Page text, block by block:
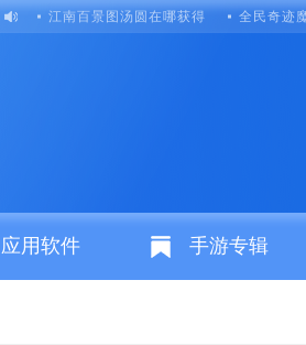
江南百景图汤圆在哪获得 全民奇迹
应用软件 手游专辑